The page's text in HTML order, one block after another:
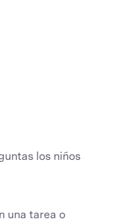
los niños
una tarea o